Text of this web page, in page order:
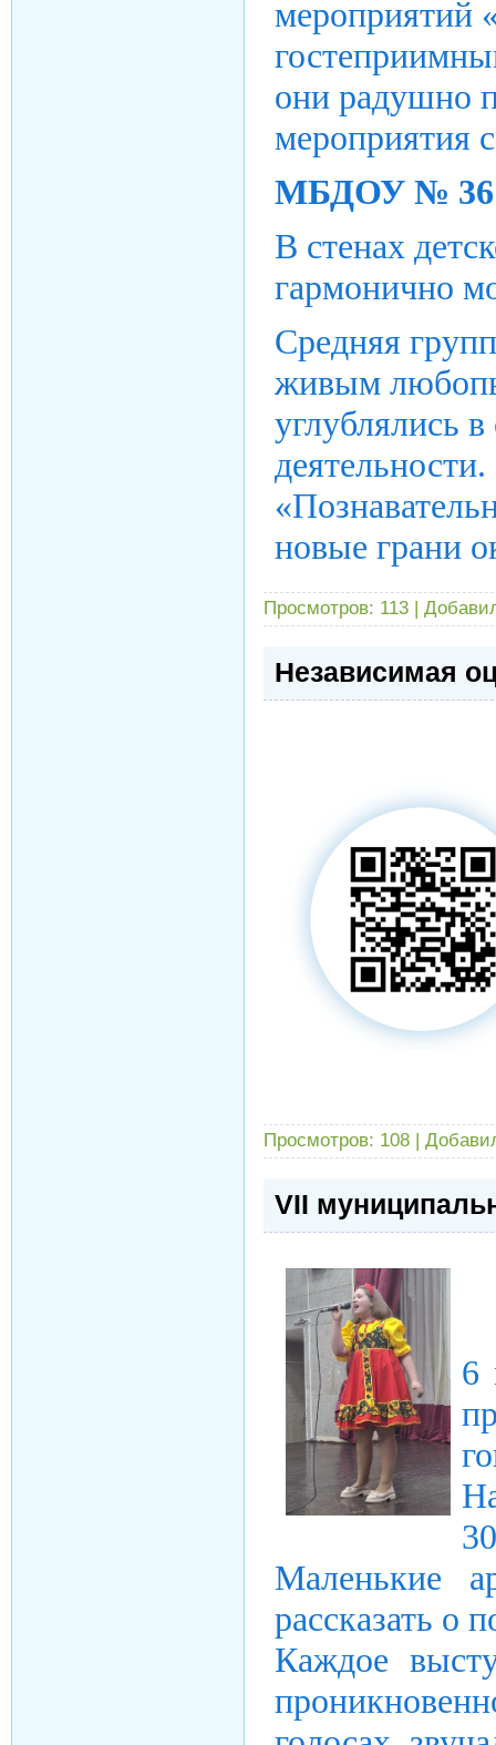
мероприятий
они радушно
мероприятия
МБДОУ № 36:
В стенах
гармонично
Средняя
живым
углублялись
новые грани
Просмотров: 113 |
Независимая
Просмотров: 108 |
VII
6
Маленькие
рассказать о
Каждое